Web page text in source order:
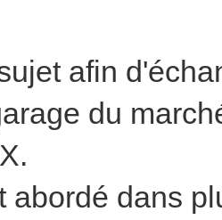
afin
du
abordé dans